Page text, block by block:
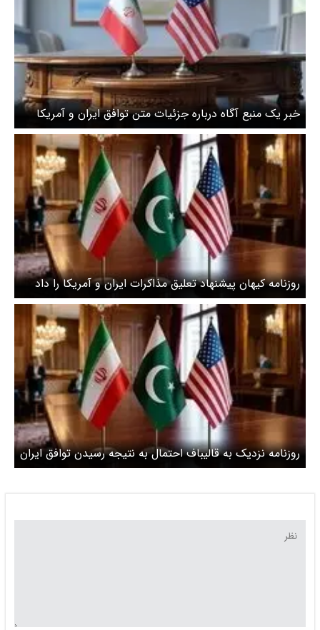
خبر یک منبع آگاه درباره جزئیات متن توافق ایران و آمریکا
روزنامه کیهان پیشنهاد تعلیق مذاکرات ایران و آمریکا را داد
روزنامه نزدیک به قالیباف احتمال به نتیجه رسیدن توافق ایران
و آمریکا را بعید دانست!